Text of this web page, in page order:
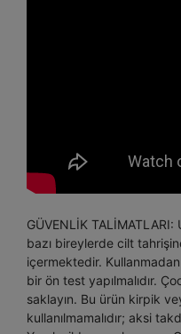
GÜVENLİK
bazı bireylerde cilt
içermektedir.
bir ön test yapılmalıdır.
saklayın. Bu ürün kirpik
kullanılmamalıdır; aksi